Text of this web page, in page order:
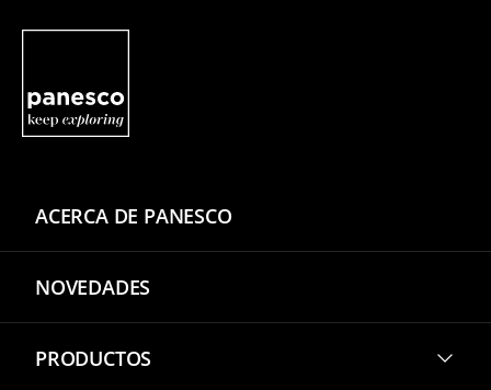
ACERCA DE PANESCO
NOVEDADES
PRODUCTOS